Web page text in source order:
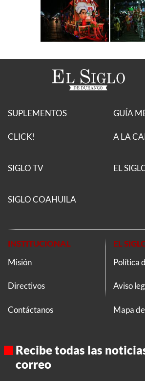
SUPLEMENTOS
CLICK!
GUÍA
A LA
SIGLO TV EL
SIGLO COAHUILA
INSTITUCIONAL
Misión
Directivos
Contáctanos
EL
Política
Aviso
Mapa
Recibe todas las
correo